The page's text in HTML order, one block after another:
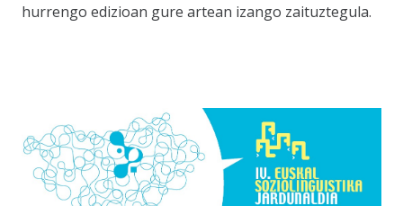
hurrengo edizioan gure artean izango zaituztegula.